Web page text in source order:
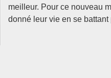
meilleur. Pour ce nouveau
donné leur vie en se